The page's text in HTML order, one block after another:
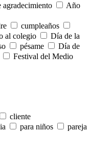
agradecimiento
Año
cumpleaños
al colegio
Día de la
pésame
Día de
Festival del Medio
cliente
para niños
pareja